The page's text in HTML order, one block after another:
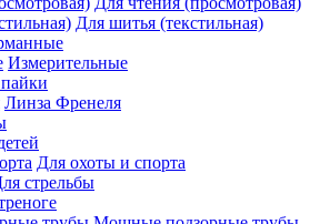
Для шитья (текстильная)
Измерительные
Линза Френеля
Для охоты и спорта
стрельбы